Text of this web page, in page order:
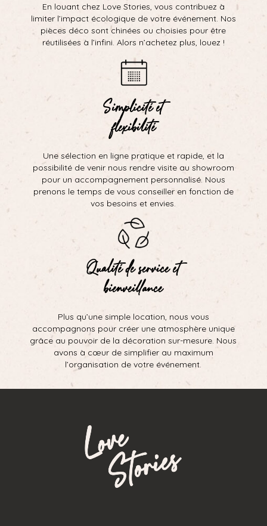
En louant chez Love Stories, vous contribuez à
limiter l’impact écologique de votre événement. Nos
pièces déco sont chinées ou choisies pour être
réutilisées à l’infini. Alors n’achetez plus, louez !
Simplicité et
flexibilité
Une sélection en ligne pratique et rapide, et la
possibilité de venir nous rendre visite au showroom
pour un accompagnement personnalisé. Nous
prenons le temps de vous conseiller en fonction de
vos besoins et envies.
Qualité de service et
bienveillance
Plus qu’une simple location, nous vous
accompagnons pour créer une atmosphère unique
grâce au pouvoir de la décoration sur-mesure. Nous
avons à cœur de simplifier au maximum
l’organisation de votre événement.